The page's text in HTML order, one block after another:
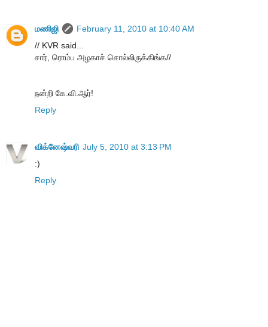
மணிஜி
February 11, 2010 at 10:40 AM
// KVR said...
சார், ரொம்ப அழகாச் சொல்லிருக்கிங்க//
நன்றி கே.வி.ஆர்!
Reply
விக்னேஷ்வரி July 5, 2010 at 3:13 PM
:)
Reply